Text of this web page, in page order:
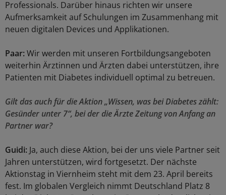
Professionals. Darüber hinaus richten wir unsere
Aufmerksamkeit auf Schulungen im Zusammenhang mit
neuen digitalen Devices und Applikationen.
Paar:Wir werden mit unseren Fortbildungsangeboten
weiterhin Ärztinnen und Ärzten dabei unterstützen, ihre
Patienten mit Diabetes individuell optimal zu betreuen.
Gilt das auch für die Aktion „Wissen, was bei Diabetes zählt:
Gesünder unter 7“, bei der die Ärzte Zeitung von Anfang an
Partner war?
Guidi: Ja, auch diese Aktion, bei der uns viele Partner seit
Jahren unterstützen, wird fortgesetzt. Der nächste
Aktionstag in Viernheim steht mit dem 23. April bereits
fest. Im globalen Vergleich nimmt Deutschland Platz 8